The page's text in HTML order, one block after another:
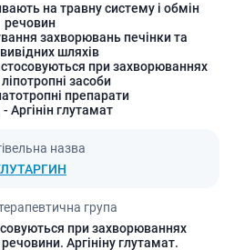
на травну систему і обмін
речовин
захворювань печінки та
шляхів
при захворюваннях
засоби
препарати
- Аргінін глутамат
назва
група
при захворюваннях
речовини. Аргініну глутамат.